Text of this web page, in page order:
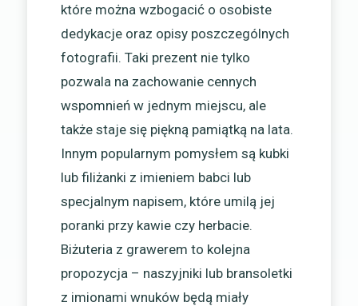
które można wzbogacić o osobiste
dedykacje oraz opisy poszczególnych
fotografii. Taki prezent nie tylko
pozwala na zachowanie cennych
wspomnień w jednym miejscu, ale
także staje się piękną pamiątką na lata.
Innym popularnym pomysłem są kubki
lub filiżanki z imieniem babci lub
specjalnym napisem, które umilą jej
poranki przy kawie czy herbacie.
Biżuteria z grawerem to kolejna
propozycja – naszyjniki lub bransoletki
z imionami wnuków będą miały